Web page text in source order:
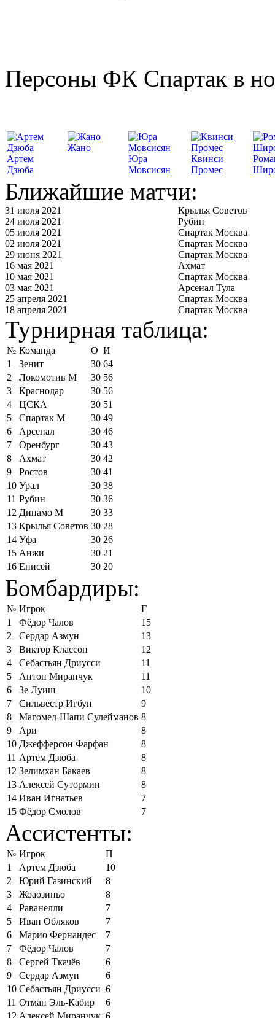
Персоны ФК Спартак в
Артем
Дзюба
Жано
Юра
Мовсисян
Квинси
Промес
Ближайшие матчи:
31 июля 2021
Крылья Советов
24 июля 2021
Рубин
05 июля 2021
Спартак Москва
02 июля 2021
Спартак Москва
29 июня 2021
Спартак Москва
16 мая 2021
Ахмат
10 мая 2021
Спартак Москва
03 мая 2021
Арсенал Тула
25 апреля 2021
Спартак Москва
18 апреля 2021
Спартак Москва
Турнирная таблица:
№ Команда О И
1
Зенит 30 64
2
Локомотив М 30 56
3
Краснодар 30 56
4
ЦСКА 30 51
5
Спартак М 30 49
6
Арсенал 30 46
7
Оренбург 30 43
8
Ахмат 30 42
9
Ростов 30 41
10 Урал 30 38
11 Рубин 30 36
12 Динамо М 30 33
13 Крылья Советов 30 28
14 Уфа 30 26
15 Анжи 30 21
16 Енисей 30 20
Бомбардиры:
№ Игрок
Г
1
Фёдор Чалов
15
2
Сердар Азмун
13
3
Виктор Классон
12
4
Себастьян Дриусси
11
5
Антон Миранчук
11
6
Зе Луиш
10
7
Сильвестр Игбун
9
8
Магомед-Шапи Сулейманов 8
9
Ари
8
10 Джефферсон Фарфан
8
11 Артём Дзюба
8
12 Зелимхан Бакаев
8
13 Алексей Сутормин
8
14 Иван Игнатьев
7
15 Фёдор Смолов 7
Ассистенты:
№ Игрок
П
1
Артём Дзюба
10
2
Юрий Газинский
8
3
Жоаозиньо
8
4
Раванелли
7
5
Иван Обляков
7
6
Марио Фернандес
7
7
Фёдор Чалов
7
8
Сергей Ткачёв
6
9
Сердар Азмун
6
10 Себастьян Дриусси 6
11 Отман Эль-Кабир
6
12 Алексей Миранчук 6